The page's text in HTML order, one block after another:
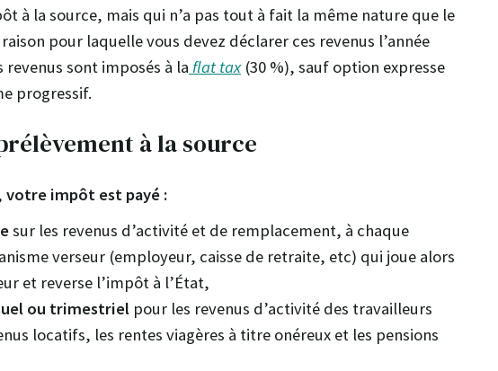
à la source, mais qui n’a pas tout à fait la même nature que le
pour laquelle vous devez déclarer ces revenus l’année
sont imposés à la flat tax(30 %), sauf option expresse
progressif.
à la source
votre impôt est payé :
sur les revenus d’activité et de remplacement, à chaque
verseur (employeur, caisse de retraite, etc) qui joue alors
et reverse l’impôt à l’État,
ou trimestriel pour les revenus d’activité des travailleurs
locatifs, les rentes viagères à titre onéreux et les pensions